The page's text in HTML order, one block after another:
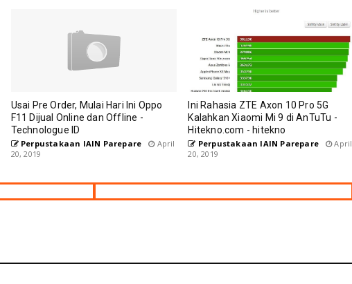
Usai Pre Order, Mulai Hari Ini Oppo
F11 Dijual Online dan Offline -
Technologue ID
Perpustakaan IAIN Parepare
April
20, 2019
Ini Rahasia ZTE Axon 10 Pro 5G
Kalahkan Xiaomi Mi 9 di AnTuTu -
Hitekno.com - hitekno
Perpustakaan IAIN Parepare
April
20, 2019